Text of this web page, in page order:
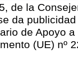
de la
da
de Apoyo
(UE) nº